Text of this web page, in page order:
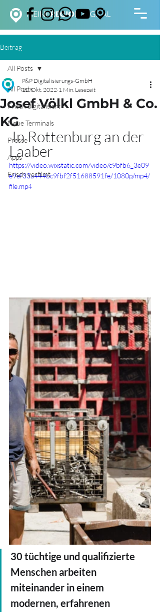
Beitrag
All Posts
Frisch digitalisiert
Neue Terminals
Presse
Apps
Frisch verfilmt
All Posts
Josef Völkl GmbH & Co.
KG
P&P Digitalisierungs-GmbH
12. Okt. 2022 1 Min. Lesezeit
In Rottenburg an der
Laaber
https://video.wixstatic.com/video/c9bfb6_3e09
e9ef33a444bc9fbf2f51688591fe/1080p/mp4/
file.mp4
30 tüchtige und qualifizierte
Menschen arbeiten
miteinander in einem
modernen, erfahrenen